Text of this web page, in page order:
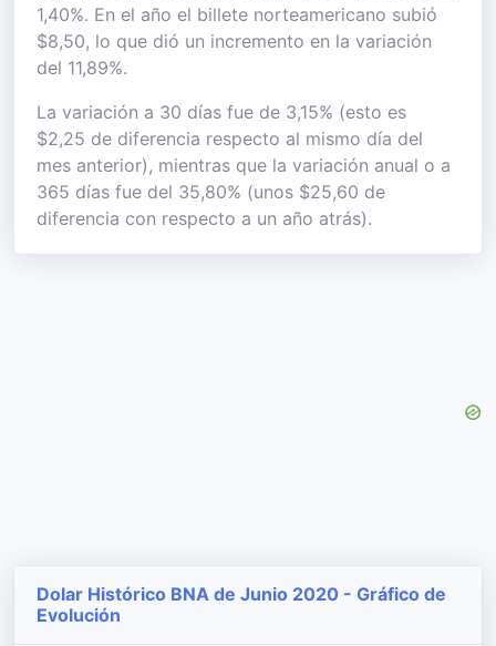
1,40%. En el año el billete norteamericano subió
$8,50, lo que dió un incremento en la variación
del 11,89%.
La variación a 30 días fue de 3,15% (esto es
$2,25 de diferencia respecto al mismo día del
mes anterior), mientras que la variación anual o a
365 días fue del 35,80% (unos $25,60 de
diferencia con respecto a un año atrás).
Dolar Histórico BNA de Junio 2020 - Gráfico de
Evolución